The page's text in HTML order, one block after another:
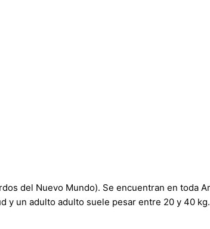
del Nuevo Mundo). Se encuentran en toda
y un adulto adulto suele pesar entre 20 y 40 kg.